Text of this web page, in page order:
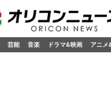
芸能 音楽 ドラマ&映画 アニメ